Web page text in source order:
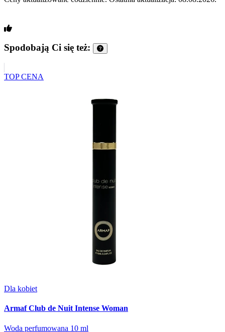
Spodobają Ci się też:
TOP CENA
Dla kobiet
Armaf Club de Nuit Intense Woman
Woda perfumowana 10 ml